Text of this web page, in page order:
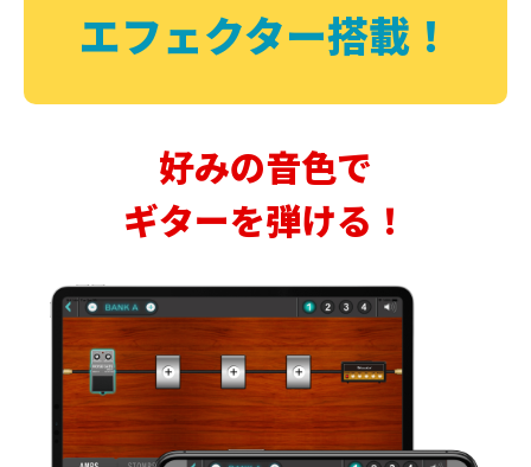
エフェクター搭載！
好みの音色で
ギターを弾ける！